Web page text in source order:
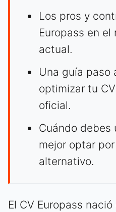
Los pros y
Europass en el
actual.
Una guía paso
optimizar tu
oficial.
Cuándo debes
mejor optar
alternativo.
El CV Europass